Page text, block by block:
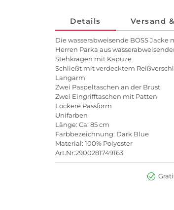
Details Versand
Die wasserabweisende BOSS
Herren Parka aus
Stehkragen mit Kapuze
Schließt mit verdecktem
Langarm
Zwei Paspeltaschen an der Brust
Zwei Eingrifftaschen mit Patten
Lockere Passform
Unifarben
Länge: Ca: 85 cm
Farbbezeichnung: Dark Blue
Material: 100% Polyester
Art.Nr:2900281749163